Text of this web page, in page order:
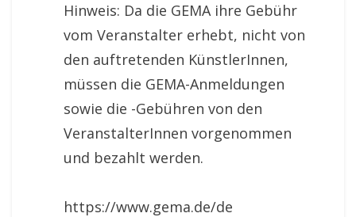
Hinweis: Da die GEMA ihre Gebühr
vom Veran­stalter erhebt, nicht von
den auftretenden Künstler­Innen,
müssen die GEMA-Anmeldungen
sowie die -Gebühren von den
VeranstalterInnen vorgenommen
und bezahlt werden.
https://www.gema.de/de